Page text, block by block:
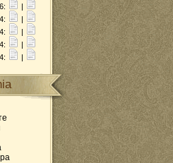
|
|
|
|
|